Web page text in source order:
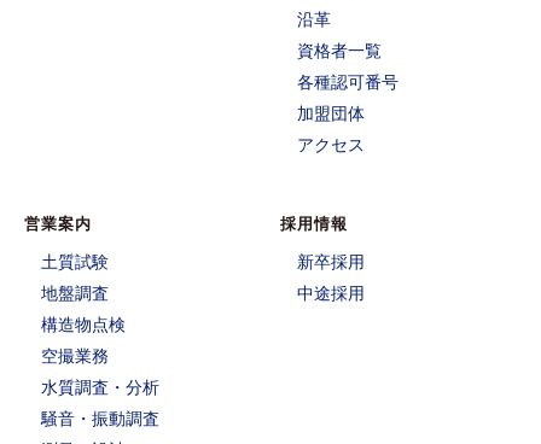
沿革
資格者一覧
各種認可番号
加盟団体
アクセス
営業案内
土質試験
地盤調査
構造物点検
空撮業務
水質調査・分析
騒音・振動調査
採用情報
新卒採用
中途採用